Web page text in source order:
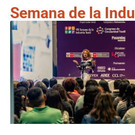
Semana de la